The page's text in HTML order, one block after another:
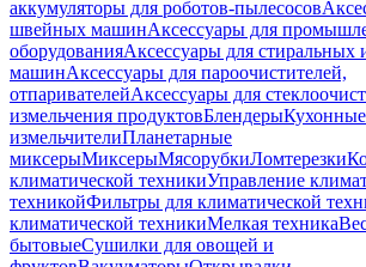
аккумуляторы для роботов-пылесосов
швейных машинАксессуары для
оборудованияАксессуары для
машинАксессуары для пароочистителей,
отпаривателейАксессуары для
измельчения продуктовБлендеры
измельчителиПланетарные
миксерыМиксерыМясорубкиЛомтерезки
климатической техникиУправление
техникойФильтры для климатической
климатической техникиМелкая техника
бытовыеСушилки для овощей и